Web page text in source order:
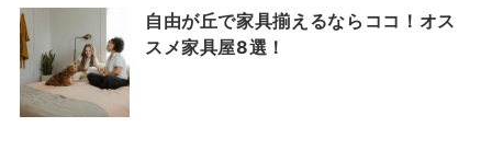
自由が丘で家具揃えるならココ！オス
スメ家具屋8選！